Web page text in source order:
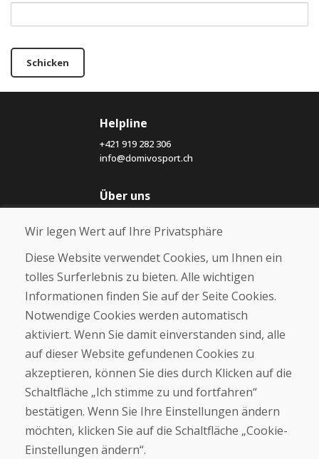
Schicken
Helpline
+421 919 282 306
info@domivosport.ch
Über uns
Über uns
Kontakt
Kaufen
E-Shop
Geschäftsbedingungen
Zahlung
Beschwerde
Rückgabe und Umtausch von Waren
Cookies
Wir legen Wert auf Ihre Privatsphäre
Diese Website verwendet Cookies, um Ihnen ein
tolles Surferlebnis zu bieten. Alle wichtigen
Informationen finden Sie auf der Seite Cookies.
Notwendige Cookies werden automatisch
aktiviert. Wenn Sie damit einverstanden sind, alle
auf dieser Website gefundenen Cookies zu
akzeptieren, können Sie dies durch Klicken auf die
Schaltfläche „Ich stimme zu und fortfahren“
bestätigen. Wenn Sie Ihre Einstellungen ändern
möchten, klicken Sie auf die Schaltfläche „Cookie-
Einstellungen ändern“.